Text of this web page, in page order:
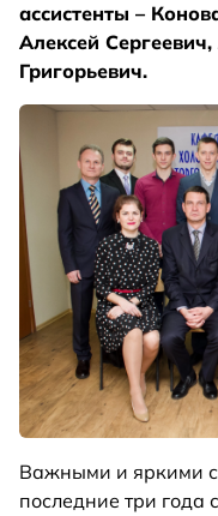
ассистенты –
Алексей
Григорьевич.
Важными и яркими
последние три